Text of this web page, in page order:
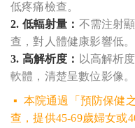
低疼痛檢查。
2.​ 低輻射量： 不需注射
查，對人體健康影響低。
3. 高解析度： 以高解析
軟體，清楚呈數位影像。
▪ 本院通過「預防保健
查，提供45-69歲婦女或